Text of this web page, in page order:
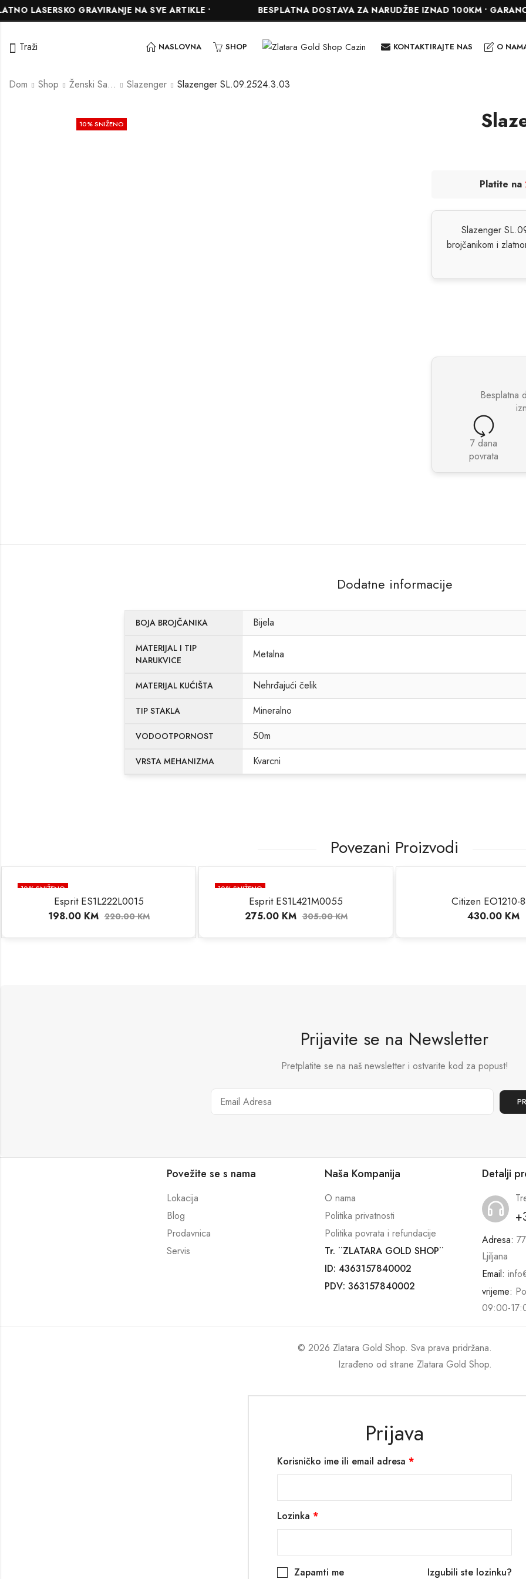
GRAVIRANJE NA SVE ARTIKLE • BESPLATNA DOSTAVA ZA NARUDŽBE IZNAD 100KM • GARANCIJA
Traži NASLOVNA SHOP KONTAKTIRAJTE NAS O
Dom Shop Ženski Satovi Slazenger Slazenger SL.09.2524.3.03
10% SNIŽENO
Platite na
Slazenger
brojčanikom i
Besplatna
7 dana
povrata
Dodatne informacije
BOJA BROJČANIKA Bijela
MATERIJAL I TIP
NARUKVICE
Metalna
MATERIJAL KUĆIŠTA Nehrđajući čelik
TIP STAKLA Mineralno
VODOOTPORNOST 50m
VRSTA MEHANIZMA Kvarcni
Povezani Proizvodi
10% SNIŽENO
Esprit ES1L222L0015
198.00 KM 220.00KM
10% SNIŽENO
Esprit ES1L421M0055
275.00 KM 305.00KM
Citizen EO1210-
430.00 KM
Prijavite se na Newsletter
Pretplatite se na naš newsletter i ostvarite kod za popust!
Povežite se s nama
Lokacija
Blog
Prodavnica
Servis
Naša Kompanija
O nama
Politika privatnosti
Politika povrata i refundacije
Tr. ¨ZLATARA GOLD SHOP¨
ID: 4363157840002
PDV: 363157840002
Detalji
Adresa:
Ljiljana
Email:
vrijeme:
09:00-
© 2026 Zlatara Gold Shop. Sva prava pridržana.
Izrađeno od strane Zlatara Gold Shop.
Prijava
Korisničko ime ili email adresa *
Lozinka *
Zapamti me Izgubili ste lozinku?